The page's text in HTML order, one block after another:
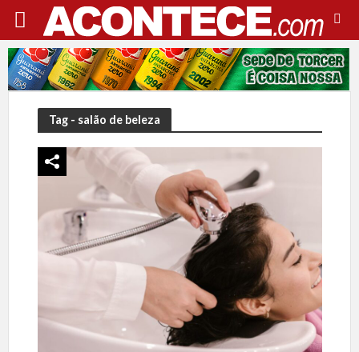
Tag - salão de beleza